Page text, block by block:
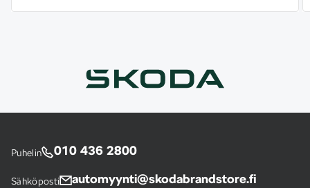
Puhelin 010 436 2800
Sähköposti automyynti@skodabrandstore.fi